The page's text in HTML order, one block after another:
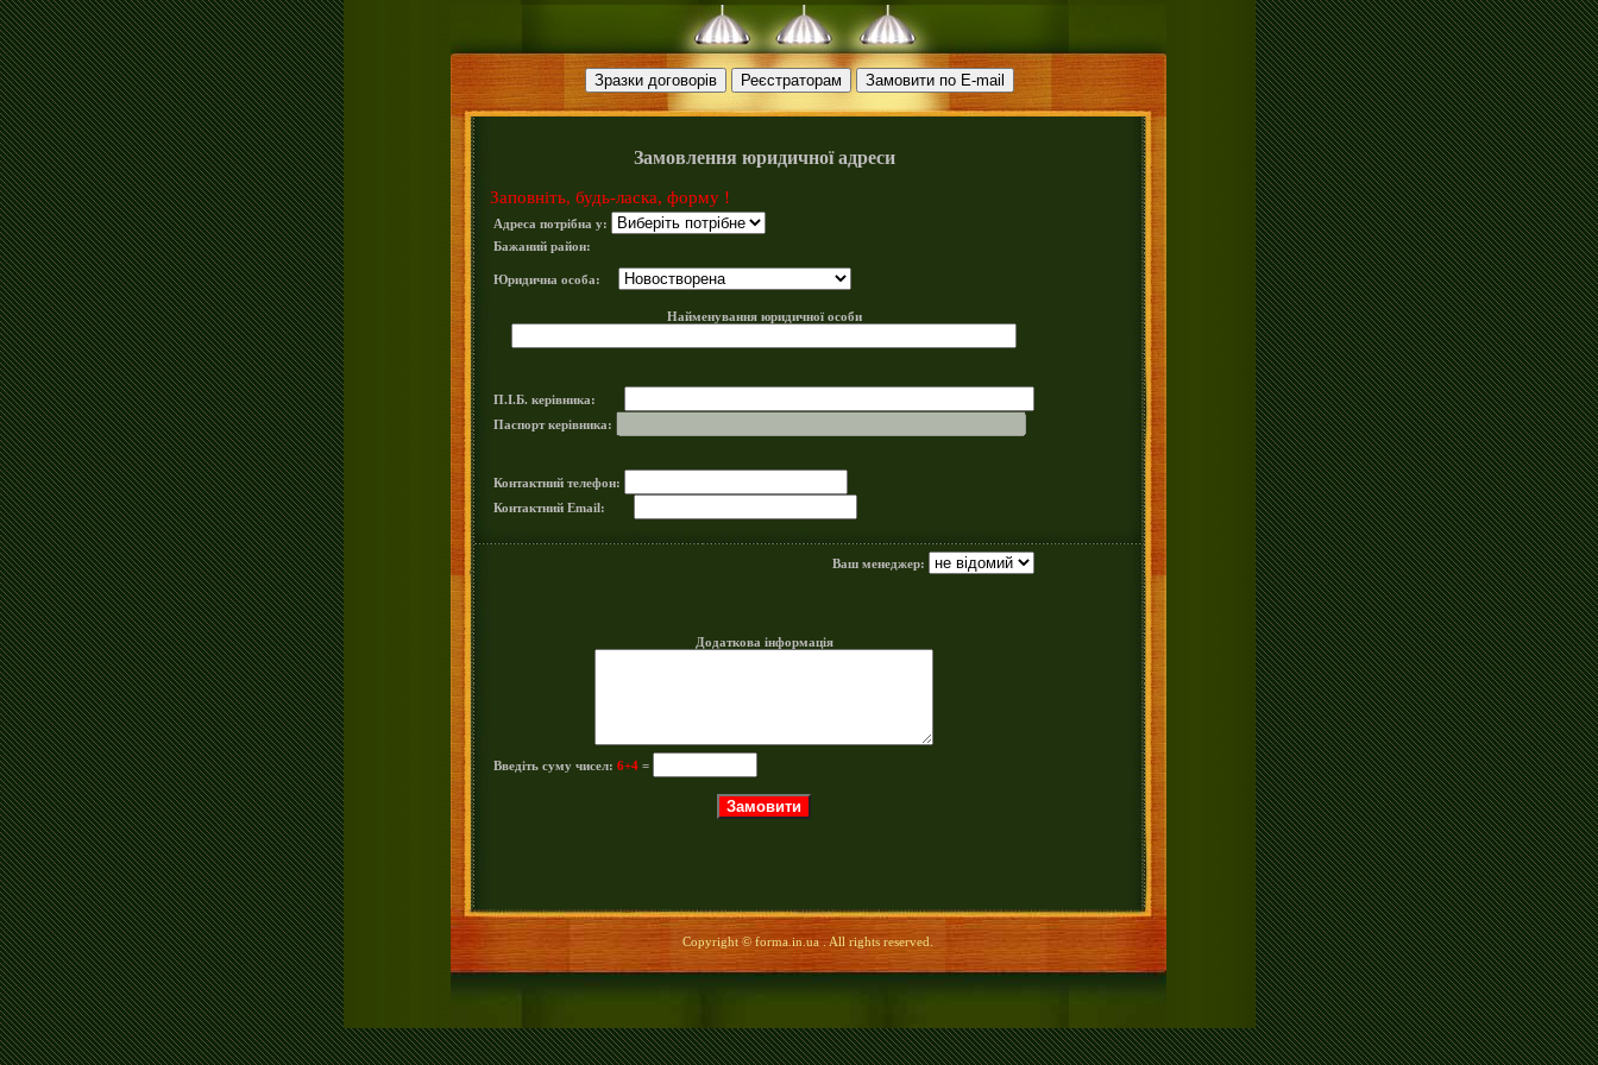
Замовлення юридичної адреси
Заповніть, будь-ласка, форму !
Адреса потрібна у:
Бажаний район:
Юридична особа:
Найменування юридичної особи
П.І.Б. керівника:
Паспорт керівника:
Контактний телефон:
Контактний Email:
Ваш менеджер:
Додаткова інформація
Введіть суму чисел: 6+4 =
Copyright © forma.in.ua . All rights reserved.